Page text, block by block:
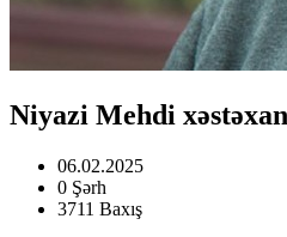
Niyazi Mehdi
06.02.2025
0 Şərh
3711 Baxış